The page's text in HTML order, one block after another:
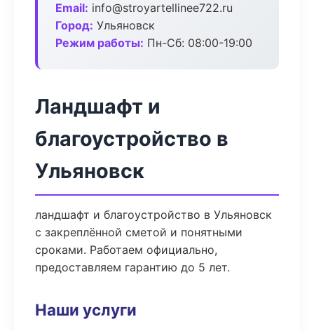
Email: info@stroyartellinee722.ru
Город: Ульяновск
Режим работы: Пн-Сб: 08:00-19:00
Ландшафт и
благоустройство в
Ульяновск
ландшафт и благоустройство в Ульяновск
с закреплённой сметой и понятными
сроками. Работаем официально,
предоставляем гарантию до 5 лет.
Наши услуги